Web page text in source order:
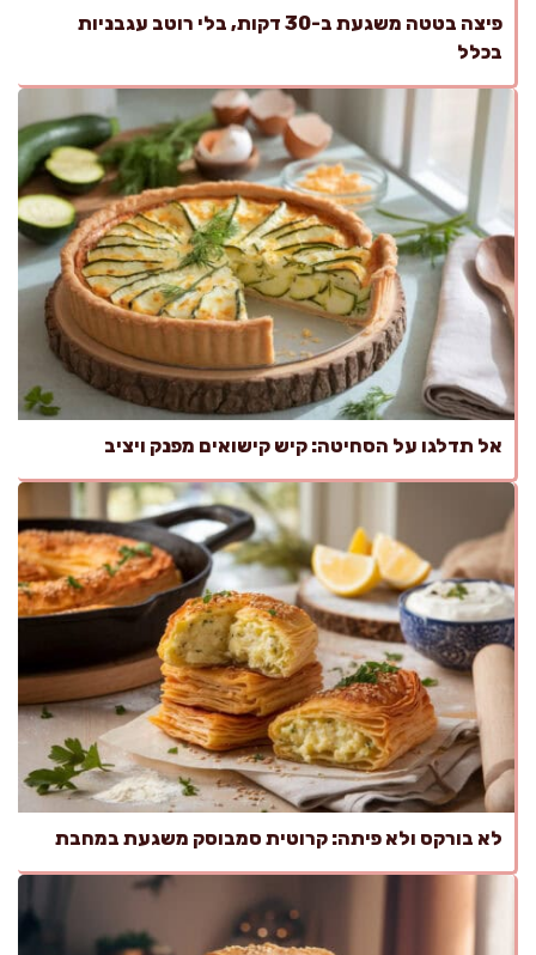
פיצה בטטה משגעת ב-30 דקות, בלי רוטב עגבניות
בכלל
אל תדלגו על הסחיטה: קיש קישואים מפנק ויציב
לא בורקס ולא פיתה: קרוטית סמבוסק משגעת במחבת